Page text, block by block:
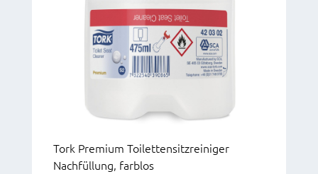
Tork Premium Toilettensitzreiniger
Nachfüllung, farblos